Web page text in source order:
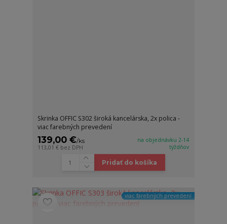
Skrinka OFFIC S302 široká kancelárska, 2x polica -
viac farebných prevedení
139,00 €/ks
113,01 € bez DPH
na objednávku 2-14
týždňov
Pridať do košíka
viac farebných prevedení